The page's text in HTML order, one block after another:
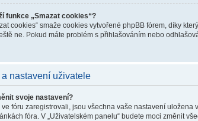
funkce „Smazat cookies“?
cookies“ smaže cookies vytvořené phpBB fórem, díky
ne. Pokud máte problém s přihlašováním nebo
nastavení uživatele
svoje nastavení?
ve fóru zaregistrovali, jsou všechna vaše nastavení
fóra. V „Uživatelském panelu“ budete moci změnit